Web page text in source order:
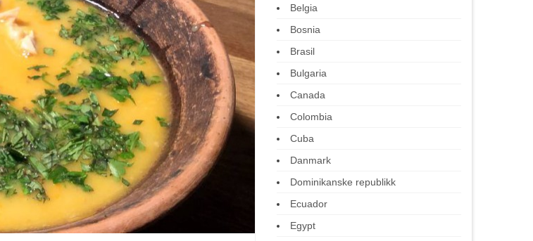
Belgia
Bosnia
Brasil
Bulgaria
Canada
Colombia
Cuba
Danmark
Dominikanske republikk
Ecuador
Egypt